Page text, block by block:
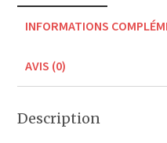
INFORMATIONS
AVIS (0)
Description